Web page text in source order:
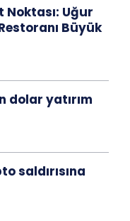
Noktası: Uğur
Büyük
dolar yatırım
saldırısına